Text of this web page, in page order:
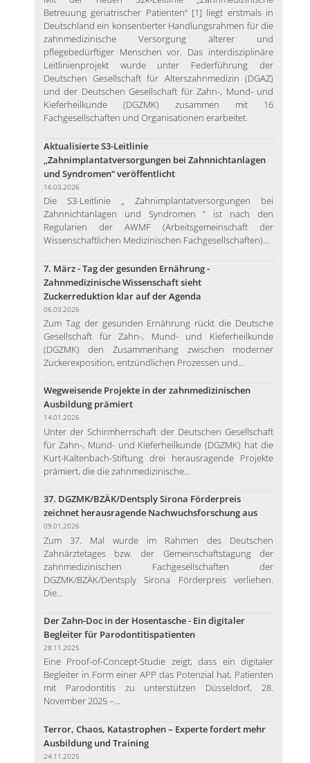
Betreuung geriatrischer Patienten“ [1] liegt erstmals in
Deutschland ein konsentierter Handlungsrahmen für die
zahnmedizinische Versorgung älterer und
pflegebedürftiger Menschen vor. Das interdisziplinäre
Leitlinienprojekt wurde unter Federführung der
Deutschen Gesellschaft für Alterszahnmedizin (DGAZ)
und der Deutschen Gesellschaft für Zahn-, Mund- und
Kieferheilkunde (DGZMK) zusammen mit 16
Fachgesellschaften und Organisationen erarbeitet.
Aktualisierte S3-Leitlinie
„Zahnimplantatversorgungen bei Zahnnichtanlagen
und Syndromen“ veröffentlicht
16.03.2026
Die S3-Leitlinie „ Zahnimplantatversorgungen bei
Zahnnichtanlagen und Syndromen “ ist nach den
Regularien der AWMF (Arbeitsgemeinschaft der
Wissenschaftlichen Medizinischen Fachgesellschaften)...
7. März - Tag der gesunden Ernährung -
Zahnmedizinische Wissenschaft sieht
Zuckerreduktion klar auf der Agenda
06.03.2026
Zum Tag der gesunden Ernährung rückt die Deutsche
Gesellschaft für Zahn-, Mund- und Kieferheilkunde
(DGZMK) den Zusammenhang zwischen moderner
Zuckerexposition, entzündlichen Prozessen und...
Wegweisende Projekte in der zahnmedizinischen
Ausbildung prämiert
14.01.2026
Unter der Schirmherrschaft der Deutschen Gesellschaft
für Zahn-, Mund- und Kieferheilkunde (DGZMK) hat die
Kurt-Kaltenbach-Stiftung drei herausragende Projekte
prämiert, die die zahnmedizinische...
37. DGZMK/BZÄK/Dentsply Sirona Förderpreis
zeichnet herausragende Nachwuchsforschung aus
09.01.2026
Zum 37. Mal wurde im Rahmen des Deutschen
Zahnärztetages bzw. der Gemeinschaftstagung der
zahnmedizinischen Fachgesellschaften der
DGZMK/BZÄK/Dentsply Sirona Förderpreis verliehen.
Die...
Der Zahn-Doc in der Hosentasche - Ein digitaler
Begleiter für Parodontitispatienten
28.11.2025
Eine Proof-of-Concept-Studie zeigt, dass ein digitaler
Begleiter in Form einer APP das Potenzial hat, Patienten
mit Parodontitis zu unterstützen Düsseldorf, 28.
November 2025 –...
Terror, Chaos, Katastrophen – Experte fordert mehr
Ausbildung und Training
24.11.2025